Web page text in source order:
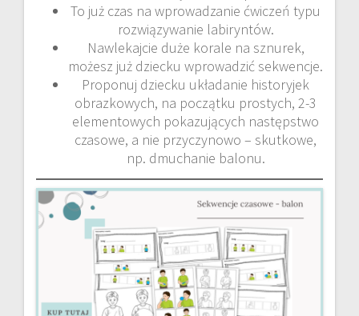
To już czas na wprowadzanie ćwiczeń typu
rozwiązywanie labiryntów.
Nawlekajcie duże korale na sznurek,
możesz już dziecku wprowadzić sekwencje.
Proponuj dziecku układanie historyjek
obrazkowych, na początku prostych, 2-3
elementowych pokazujących następstwo
czasowe, a nie przyczynowo – skutkowe,
np. dmuchanie balonu.